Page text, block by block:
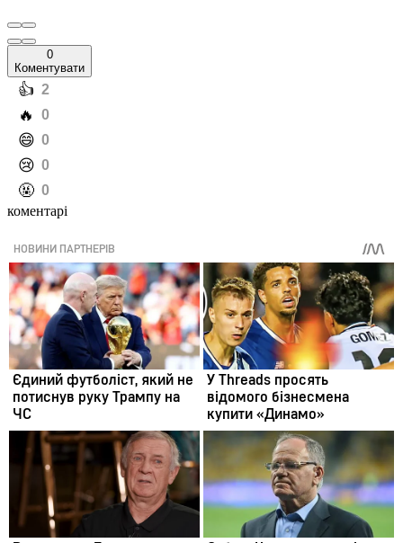
0
Коментувати
️👍 2
️🔥 0
️😄 0
️😢 0
️🤬 0
коментарі